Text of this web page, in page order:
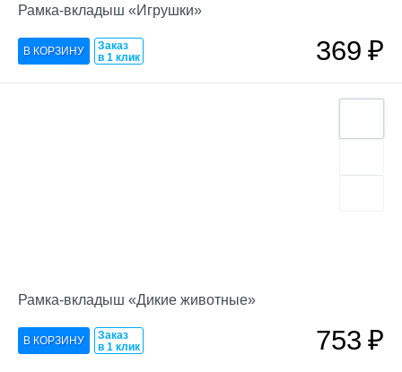
Рамка-вкладыш «Игрушки»
Заказ
в 1 клик
369₽
Рамка-вкладыш «Дикие животные»
Заказ
в 1 клик
753₽